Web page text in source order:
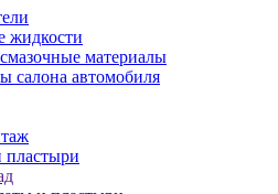
жидкости
материалы
салона автомобиля
пластыри